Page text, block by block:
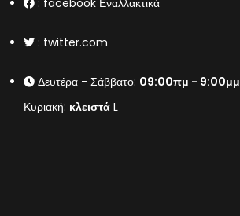
: twitter.com
Δευτέρα - Σάββατο: 09:00πμ - 9:00μμ
Κυριακή: κλειστά L